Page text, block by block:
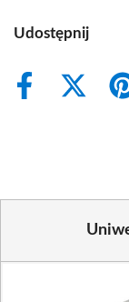
Udostępnij
Share
Share